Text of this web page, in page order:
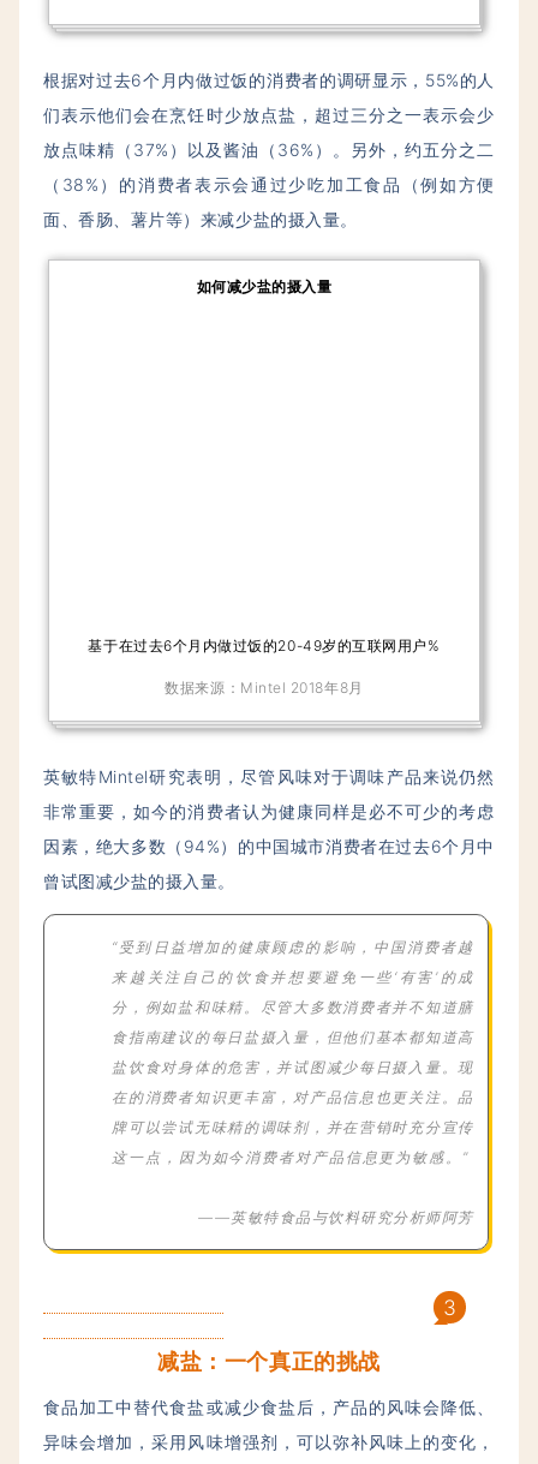
根据对过去6个月内做过饭的消费者的调研显示，55%的人
们表示他们会在烹饪时少放点盐，超过三分之一表示会少
放点味精（37%）以及酱油（36%）。另外，约五分之二
（38%）的消费者表示会通过少吃加工食品（例如方便
面、香肠、薯片等）来减少盐的摄入量。
如何减少盐的摄入量
基于在过去6个月内做过饭的20-49岁的互联网用户%
数据来源：Mintel 2018年8月
英敏特Mintel研究表明，尽管风味对于调味产品来说仍然
非常重要，如今的消费者认为健康同样是必不可少的考虑
因素，绝大多数（94%）的中国城市消费者在过去6个月中
曾试图减少盐的摄入量。
“受到日益增加的健康顾虑的影响，中国消费者越
来越关注自己的饮食并想要避免一些‘有害’的成
分，例如盐和味精。 尽管大多数消费者并不知道膳
食指南建议的每日盐摄入量，但他们基本都知道高
盐饮食对身体的危害，并试图减少每日摄入量。 现
在的消费者知识更丰富，对产品信息也更关注。 品
牌可以尝试无味精的调味剂，并在营销时充分宣传
这一点，因为如今消费者对产品信息更为敏感。 ”
——英敏特食品与饮料研究分析师阿芳
3
减盐： 一个真正的挑战
食品加工中替代食盐或减少食盐后，产品的风味会降低、
异味会增加，采用风味增强剂，可以弥补风味上的变化，